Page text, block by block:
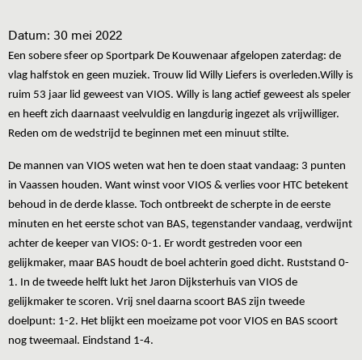
Datum: 30 mei 2022
Een sobere sfeer op Sportpark De Kouwenaar afgelopen zaterdag: de
vlag halfstok en geen muziek. Trouw lid Willy Liefers is overleden.Willy is
ruim 53 jaar lid geweest van VIOS. Willy is lang actief geweest als speler
en heeft zich daarnaast veelvuldig en langdurig ingezet als vrijwilliger.
Reden om de wedstrijd te beginnen met een minuut stilte.
De mannen van VIOS weten wat hen te doen staat vandaag: 3 punten
in Vaassen houden. Want winst voor VIOS & verlies voor HTC betekent
behoud in de derde klasse. Toch ontbreekt de scherpte in de eerste
minuten en het eerste schot van BAS, tegenstander vandaag, verdwijnt
achter de keeper van VIOS: 0-1. Er wordt gestreden voor een
gelijkmaker, maar BAS houdt de boel achterin goed dicht. Ruststand 0-
1. In de tweede helft lukt het Jaron Dijksterhuis van VIOS de
gelijkmaker te scoren. Vrij snel daarna scoort BAS zijn tweede
doelpunt: 1-2. Het blijkt een moeizame pot voor VIOS en BAS scoort
nog tweemaal. Eindstand 1-4.